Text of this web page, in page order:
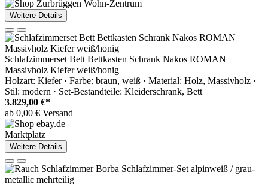
Weitere Details
Schlafzimmerset Bett Bettkasten Schrank Nakos ROMAN
Massivholz Kiefer weiß/honig
Holzart: Kiefer · Farbe: braun, weiß · Material: Holz, Massivholz ·
Stil: modern · Set-Bestandteile: Kleiderschrank, Bett
3.829,00 €*
ab 0,00 € Versand
Marktplatz
Weitere Details